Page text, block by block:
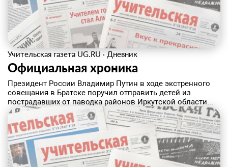
Учительская газета UG.RU · Дневник
Официальная хроника
Президент России Владимир Путин в ходе экстренного
совещания в Братске поручил отправить детей из
пострадавших от паводка районов Иркутской области...